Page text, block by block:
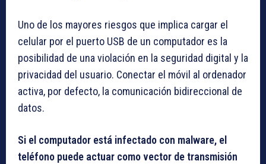
Uno de los mayores riesgos que implica cargar el
celular por el puerto USB de un computador es la
posibilidad de una violación en la seguridad digital y la
privacidad del usuario. Conectar el móvil al ordenador
activa, por defecto, la comunicación bidireccional de
datos.
Si el computador está infectado con malware, el
teléfono puede actuar como vector de transmisión